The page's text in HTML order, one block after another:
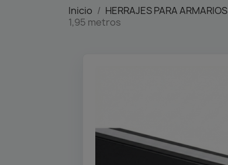
Inicio HERRAJES PARA ARMARIOS
1,95 metros